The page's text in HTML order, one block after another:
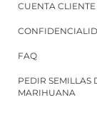
CUENTA CLIENTE
FAQ
PEDIR SEMILLAS
MARIHUANA